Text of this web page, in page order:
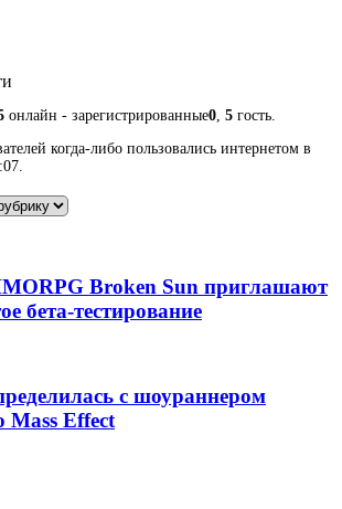
онлайн - зарегистрированные0 5 гость.
когда-либо пользовались интернетом в
Broken Sun приглашают
бета-тестирование
с шоураннером
Mass Effect